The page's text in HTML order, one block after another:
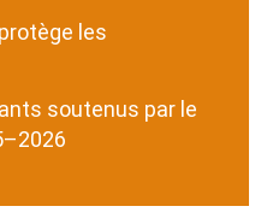
les
soutenus par le